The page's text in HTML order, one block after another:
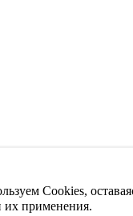
Cookies,
их применения.